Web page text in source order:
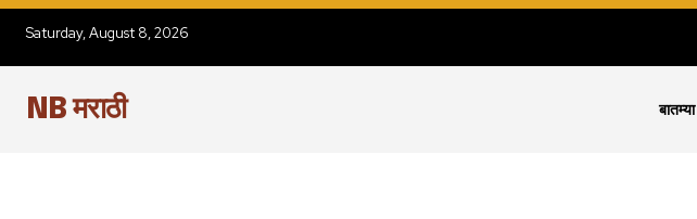
Saturday, August 8, 2026
NB मराठी बातम्या